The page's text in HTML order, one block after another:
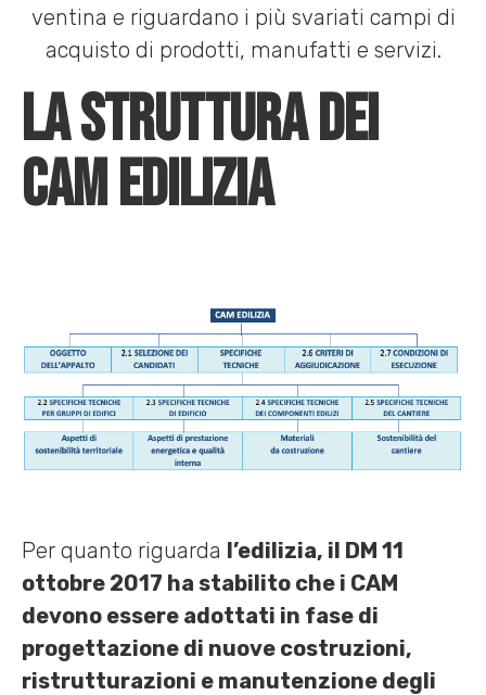
ventina e riguardano i più svariati campi di
acquisto di prodotti, manufatti e servizi.
La struttura dei
CAM edilizia
Per quanto riguarda l’edilizia, il DM 11
ottobre 2017 ha stabilito che i CAM
devono essere adottati in fase di
progettazione di nuove costruzioni,
ristrutturazioni e manutenzione degli